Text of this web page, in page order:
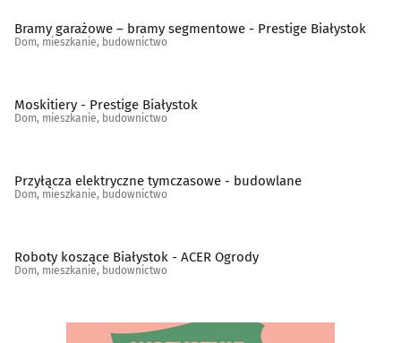
Spółdzielnie mieszkaniowe, administracje(45)
Szkło budowlane
Szkło ozdobne i użytkowe
Tereny zieleni - projektowanie, urządzanie, konserwacja
(25)
Tkaniny i artykuły tekstylne(13)
Bramy garażowe – bramy segmentowe - Prestige Białystok
Dom, mieszkanie, budownictwo
Moskitiery - Prestige Białystok
Dom, mieszkanie, budownictwo
Przyłącza elektryczne tymczasowe - budowlane
Dom, mieszkanie, budownictwo
Roboty koszące Białystok - ACER Ogrody
Dom, mieszkanie, budownictwo